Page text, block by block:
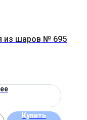
из шаров № 695
Купить